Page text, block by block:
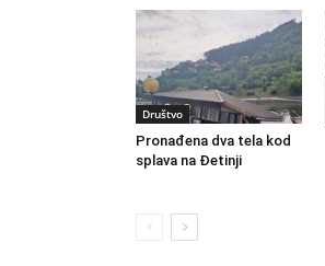
Društvo
Pronađena dva tela kod
splava na Đetinji